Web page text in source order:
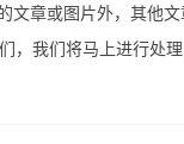
文章或图片外，其他
，我们将马上进行处理